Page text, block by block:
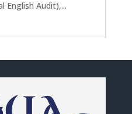
English Audit),...